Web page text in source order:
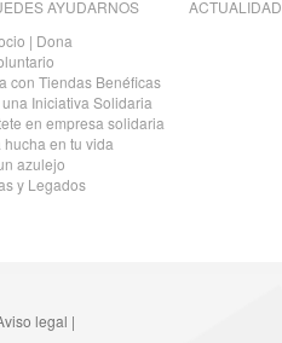
AYUDARNOS
| Dona
con Tiendas Benéficas
Iniciativa Solidaria
en empresa solidaria
hucha en tu vida
azulejo
y Legados
ACTUALIDAD
legal |